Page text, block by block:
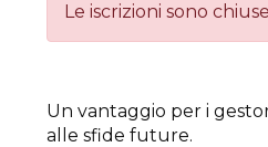
Le iscrizioni sono
Un vantaggio per i
alle sfide future.